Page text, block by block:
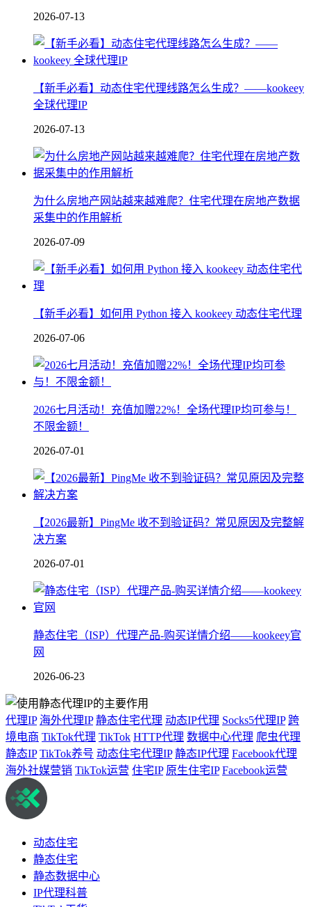
2026-07-13
【新手必看】动态住宅代理线路怎么生成？——kookeey
全球代理IP
2026-07-13
为什么房地产网站越来越难爬？住宅代理在房地产数据
采集中的作用解析
2026-07-09
【新手必看】如何用 Python 接入 kookeey 动态住宅代理
2026-07-06
2026七月活动！充值加赠22%！全场代理IP均可参与！
不限金额！
2026-07-01
【2026最新】PingMe 收不到验证码？常见原因及完整解
决方案
2026-07-01
静态住宅（ISP）代理产品-购买详情介绍——kookeey官
网
2026-06-23
代理IP 海外代理IP 静态住宅代理 动态IP代理 Socks5代理IP 跨
境电商 TikTok代理 TikTok HTTP代理 数据中心代理 爬虫代理
静态IP TikTok养号 动态住宅代理IP 静态IP代理 Facebook代理
海外社媒营销 TikTok运营 住宅IP 原生住宅IP Facebook运营
动态住宅
静态住宅
静态数据中心
IP代理科普